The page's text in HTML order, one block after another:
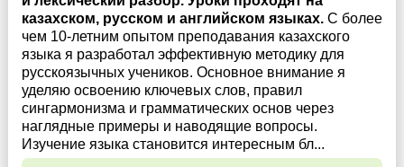
казахском, русском и английском языках. С более
чем 10-летним опытом преподавания казахского
языка я разработал эффективную методику для
русскоязычных учеников. Основное внимание я
уделяю освоению ключевых слов, правил
сингармонизма и грамматических основ через
наглядные примеры и наводящие вопросы.
Изучение языка становится интересным бл...